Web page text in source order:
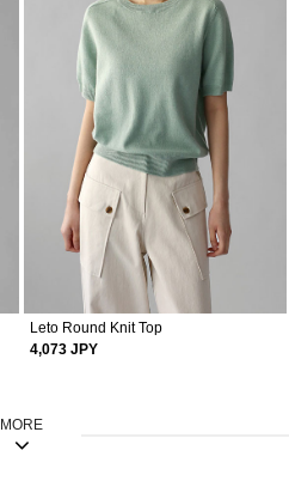
Leto Round Knit Top
4,073 JPY
MORE